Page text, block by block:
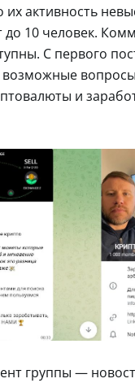
активность
до 10 человек.
С первого
возможные
и
группы —